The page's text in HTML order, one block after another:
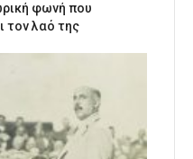
φωνή που
τον λαό της